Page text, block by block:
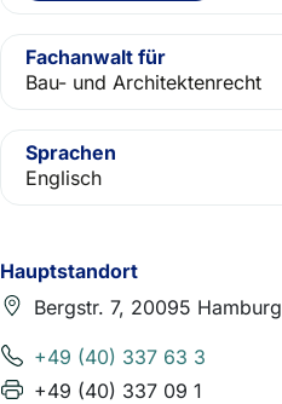
Hauptstandort
Bergstr. 7, 20095 Hamburg
+49 (40) 337 63 3
+49 (40) 337 09 1
Fachanwalt für
Bau- und Architektenrecht
Sprachen
Englisch